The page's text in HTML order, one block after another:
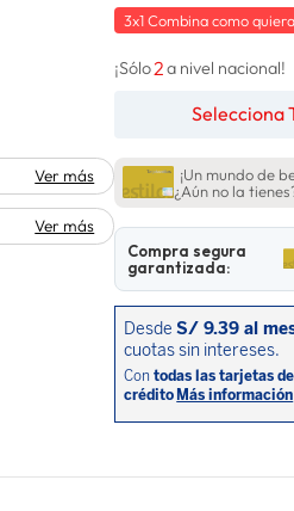
Ver más
Ver más
3x1 Combina como
¡Sólo2a nivel nacional!
Selecciona
¡Un mundo de
¿Aún no la
Compra segura
garantizada: